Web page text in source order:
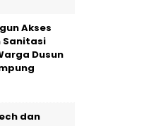
Akses
Sanitasi
Dusun
dan